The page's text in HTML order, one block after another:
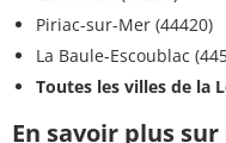
Piriac-sur-Mer (44420)
La Baule-Escoublac
Toutes les villes de la
En savoir plus sur